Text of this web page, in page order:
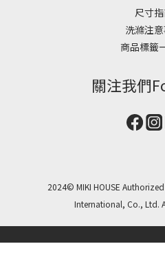
尺寸
洗滌注
商品標籤
關注我們
2024© MIKI HOUSE
International, Co., Ltd.